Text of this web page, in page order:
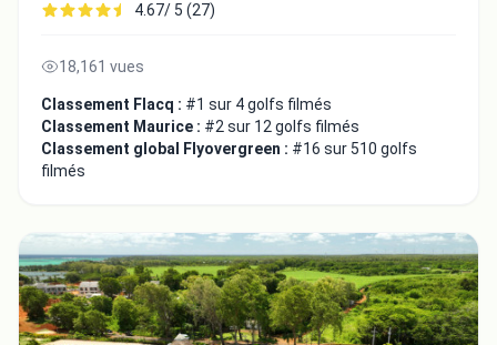
4.67/ 5 (27)
18,161 vues
Classement Flacq : #1 sur 4 golfs filmés
Classement Maurice : #2 sur 12 golfs filmés
Classement global Flyovergreen : #16 sur 510 golfs
filmés